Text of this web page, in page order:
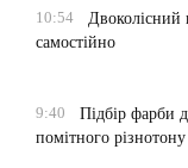
10:54
Двоколісний
самостійно
9:40
Підбір фарби
помітного різнотону